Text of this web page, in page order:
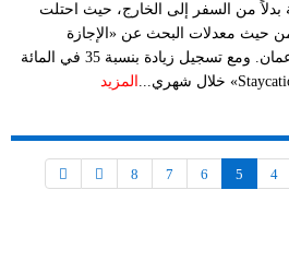
من السفر إلى الخارج، حيث احتلت
من حيث معدلات البحث عن «الإجازة
المحلية» بعد تونس وسلطنة عمان. ومع تسجيل زيادة بنسبة 35 في المائة
المزيد
4
5
6
7
8